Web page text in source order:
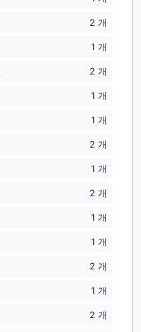
2 개
1 개
2 개
1 개
1 개
2 개
1 개
2 개
1 개
1 개
2 개
1 개
2 개